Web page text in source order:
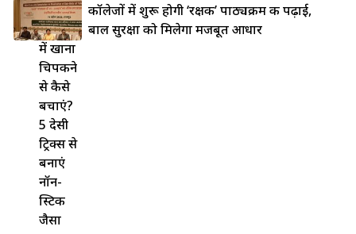
लोहे की
कड़ाही
में खाना
चिपकने
से कैसे
बचाएं?
5 देसी
ट्रिक्स से
बनाएं
नॉन-
स्टिक
जैसा
कॉलेजों में शुरू होगी ‘रक्षक’ पाठ्यक्रम की पढ़ाई,
बाल सुरक्षा को मिलेगा मजबूत आधार